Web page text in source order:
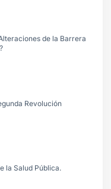
de la Barrera
Revolución
la Salud Pública.